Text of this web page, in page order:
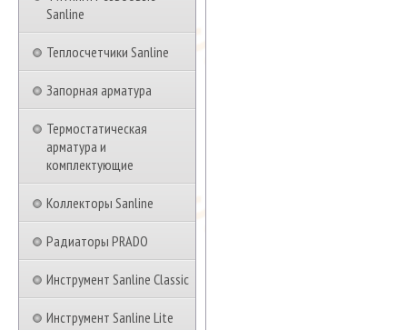
Sanline
Теплосчетчики Sanline
Запорная арматура
Термостатическая
арматура и
комплектующие
Коллекторы Sanline
Радиаторы PRADO
Инструмент Sanline Classic
Инструмент Sanline Lite